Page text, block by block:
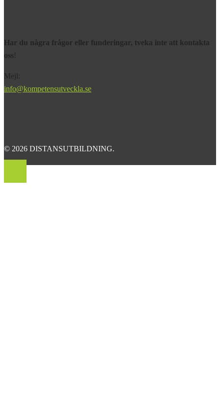
Har du några frågor eller funderingar, tveka inte att kontakta
oss!
Mejl:
info@kompetensutveckla.se
© 2026 DISTANSUTBILDNING.